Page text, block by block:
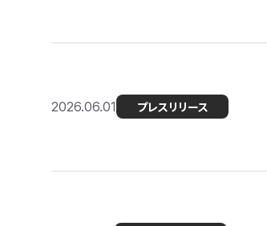
2026.06.01 プレスリリース